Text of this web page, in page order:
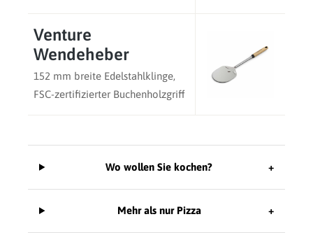
Venture
Wendeheber
152 mm breite Edelstahlklinge,
FSC-zertifizierter Buchenholzgriff
Wo wollen Sie kochen? +
Mehr als nur Pizza +